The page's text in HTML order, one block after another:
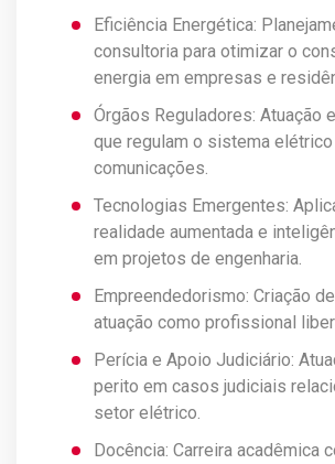
Eficiência Energética:
consultoria para otimizar o
energia em empresas e
Órgãos Reguladores: Atuação
que regulam o sistema
comunicações.
Tecnologias Emergentes:
realidade aumentada e
em projetos de engenharia.
Empreendedorismo: Criação
atuação como profissional
Perícia e Apoio Judiciário:
perito em casos judiciais
setor elétrico.
Docência: Carreira acadêmica